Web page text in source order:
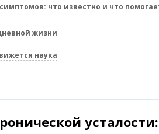
что известно и что
жизни
наука